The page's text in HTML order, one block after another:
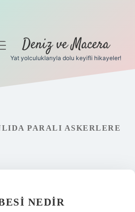
Deniz ve Macera
Yat yolculuklarıyla dolu keyifli hikayeler!
PARALI ASKERLERE
NEDIR